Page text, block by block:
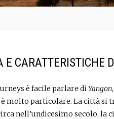
E CARATTERISTICHE
è facile parlare diYangon
molto particolare. La città si
nell’undicesimo secolo,